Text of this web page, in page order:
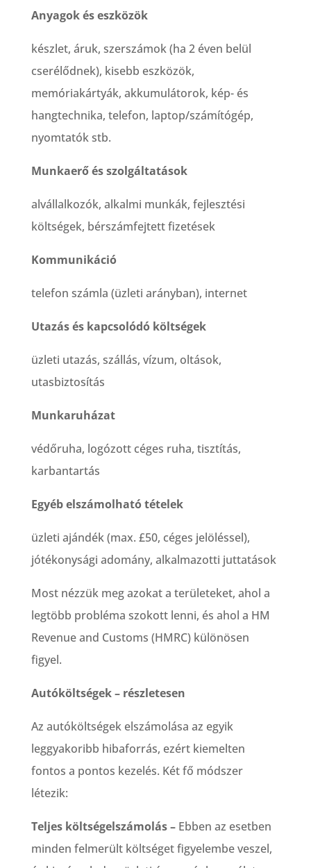
Anyagok és eszközök
készlet, áruk, szerszámok (ha 2 éven belül
cserélődnek), kisebb eszközök,
memóriakártyák, akkumulátorok, kép- és
hangtechnika, telefon, laptop/számítógép,
nyomtatók stb.
Munkaerő és szolgáltatások
alvállalkozók, alkalmi munkák, fejlesztési
költségek, bérszámfejtett fizetések
Kommunikáció
telefon számla (üzleti arányban), internet
Utazás és kapcsolódó költségek
üzleti utazás, szállás, vízum, oltások,
utasbiztosítás
Munkaruházat
védőruha, logózott céges ruha, tisztítás,
karbantartás
Egyéb elszámolható tételek
üzleti ajándék (max. £50, céges jelöléssel),
jótékonysági adomány, alkalmazotti juttatások
Most nézzük meg azokat a területeket, ahol a
legtöbb probléma szokott lenni, és ahol a HM
Revenue and Customs (HMRC) különösen
figyel.
Autóköltségek – részletesen
Az autóköltségek elszámolása az egyik
leggyakoribb hibaforrás, ezért kiemelten
fontos a pontos kezelés. Két fő módszer
létezik:
Teljes költségelszámolás –Ebben az esetben
minden felmerült költséget figyelembe veszel,